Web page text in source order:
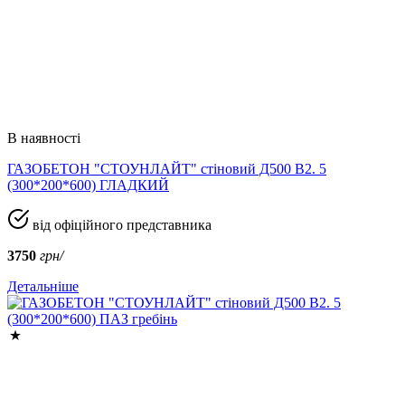
В наявності
ГАЗОБЕТОН "СТОУНЛАЙТ" стіновий Д500 В2. 5
(300*200*600) ГЛАДКИЙ
від офіційного представника
3750 грн/
Детальніше